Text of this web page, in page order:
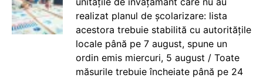
realizat planul de școlarizare: lista
acestora trebuie stabilită cu autoritățile
locale până pe 7 august, spune un
ordin emis miercuri, 5 august / Toate
măsurile trebuie încheiate până pe 24